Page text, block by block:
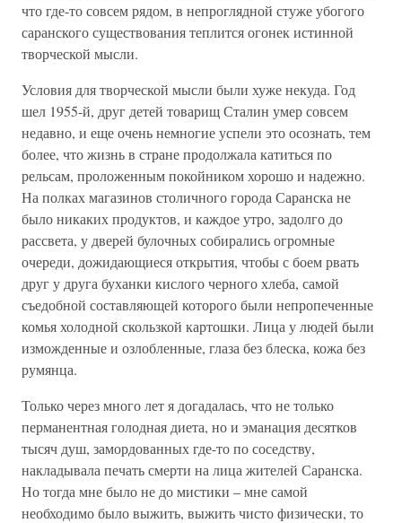
что где-то совсем рядом, в непроглядной стуже убогого
саранского существования теплится огонек истинной
творческой мысли.
Условия для творческой мысли были хуже некуда. Год
шел 1955-й, друг детей товарищ Сталин умер совсем
недавно, и еще очень немногие успели это осознать, тем
более, что жизнь в стране продолжала катиться по
рельсам, проложенным покойником хорошо и надежно.
На полках магазинов столичного города Саранска не
было никаких продуктов, и каждое утро, задолго до
рассвета, у дверей булочных собирались огромные
очереди, дожидающиеся открытия, чтобы с боем рвать
друг у друга буханки кислого черного хлеба, самой
съедобной составляющей которого были непропеченные
комья холодной скользкой картошки. Лица у людей были
изможденные и озлобленные, глаза без блеска, кожа без
румянца.
Только через много лет я догадалась, что не только
перманентная голодная диета, но и эманация десятков
тысяч душ, замордованных где-то по соседству,
накладывала печать смерти на лица жителей Саранска.
Но тогда мне было не до мистики – мне самой
необходимо было выжить, выжить чисто физически, то